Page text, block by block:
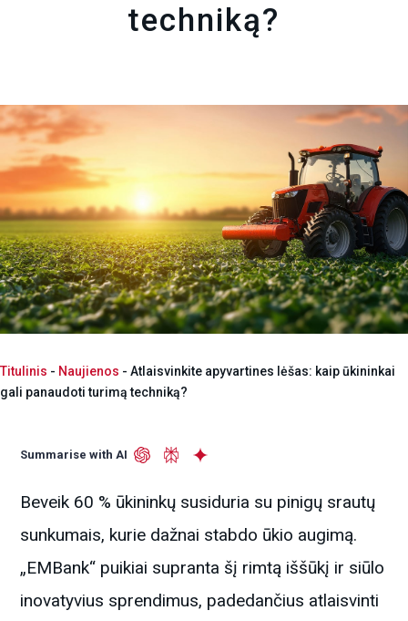
techniką?
Titulinis - Naujienos - Atlaisvinkite apyvartines lėšas: kaip ūkininkai
gali panaudoti turimą techniką?
Summarise with AI
Beveik 60 % ūkininkų susiduria su pinigų srautų
sunkumais, kurie dažnai stabdo ūkio augimą.
„EMBank“ puikiai supranta šį rimtą iššūkį ir siūlo
inovatyvius sprendimus, padedančius atlaisvinti